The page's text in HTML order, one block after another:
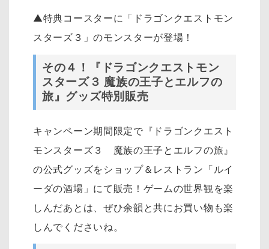
▲特典コースターに「ドラゴンクエストモン
スターズ３」のモンスターが登場！
その４！『ドラゴンクエストモン
スターズ３ 魔族の王子とエルフの
旅』グッズ特別販売
キャンペーン期間限定で『ドラゴンクエスト
モンスターズ３ 魔族の王子とエルフの旅』
の公式グッズをショップ＆レストラン「ルイ
ーダの酒場」にて販売！ゲームの世界観を楽
しんだあとは、ぜひ余韻と共にお買い物も楽
しんでくださいね。